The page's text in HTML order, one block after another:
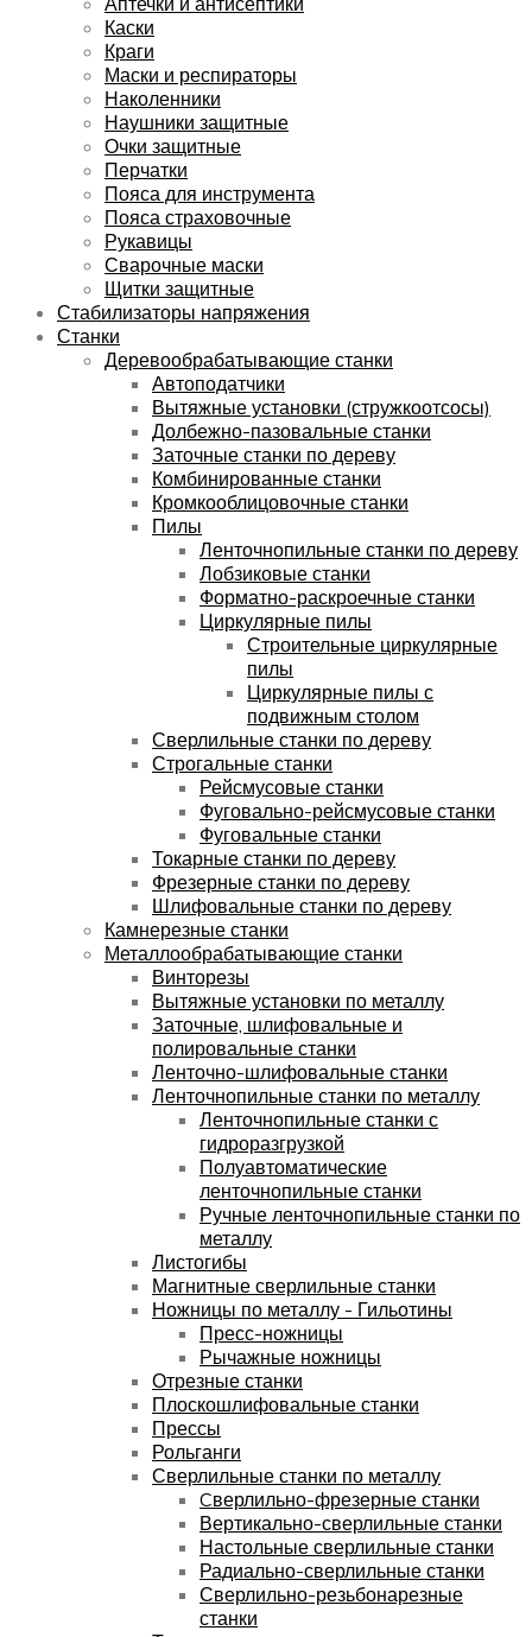
Каски
Краги
Маски и респираторы
Наколенники
Наушники защитные
Очки защитные
Перчатки
Пояса для инструмента
Пояса страховочные
Рукавицы
Сварочные маски
Щитки защитные
Стабилизаторы напряжения
Станки
Деревообрабатывающие станки
Автоподатчики
Вытяжные установки (стружкоотсосы)
Долбежно-пазовальные станки
Заточные станки по дереву
Комбинированные станки
Кромкооблицовочные станки
Пилы
Ленточнопильные станки по дереву
Лобзиковые станки
Форматно-раскроечные станки
Циркулярные пилы
Строительные циркулярные
пилы
Циркулярные пилы с
подвижным столом
Сверлильные станки по дереву
Строгальные станки
Рейсмусовые станки
Фуговально-рейсмусовые станки
Фуговальные станки
Токарные станки по дереву
Фрезерные станки по дереву
Шлифовальные станки по дереву
Камнерезные станки
Металлообрабатывающие станки
Винторезы
Вытяжные установки по металлу
Заточные, шлифовальные и
полировальные станки
Ленточно-шлифовальные станки
Ленточнопильные станки по металлу
Ленточнопильные станки с
гидроразгрузкой
Полуавтоматические
ленточнопильные станки
Ручные ленточнопильные станки по
металлу
Листогибы
Магнитные сверлильные станки
Ножницы по металлу - Гильотины
Пресс-ножницы
Рычажные ножницы
Отрезные станки
Плоскошлифовальные станки
Прессы
Рольганги
Сверлильные станки по металлу
Cверлильно-фрезерные станки
Вертикально-сверлильные станки
Настольные сверлильные станки
Радиально-сверлильные станки
Сверлильно-резьбонарезные
станки